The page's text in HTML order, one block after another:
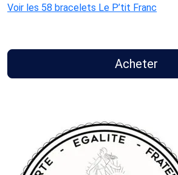
Voir les 58 bracelets Le P’tit Franc
Acheter